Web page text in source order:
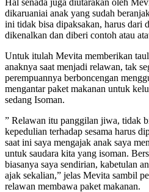
Hal senada juga diutarakan oleh
dikaruaniai anak yang sudah
ini tidak bisa dipaksakan, harus dari
dikenalkan dan diberi contoh atau
Untuk itulah Mevita memberikan
anaknya saat menjadi relawan, tak
perempuannya berboncengan
mengantar paket makanan untuk
sedang Isoman.
” Relawan itu panggilan jiwa, tidak
kepedulian terhadap sesama harus
saat ini saya mengajak anak saya
untuk saudara kita yang isoman.
biasanya saya sendirian, kabetulan
ajak sekalian,” jelas Mevita sambil
relawan membawa paket makanan.